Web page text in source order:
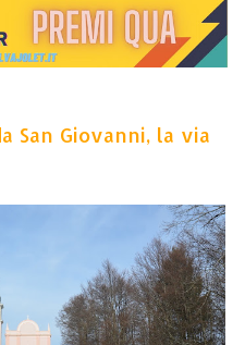
San Giovanni, la via